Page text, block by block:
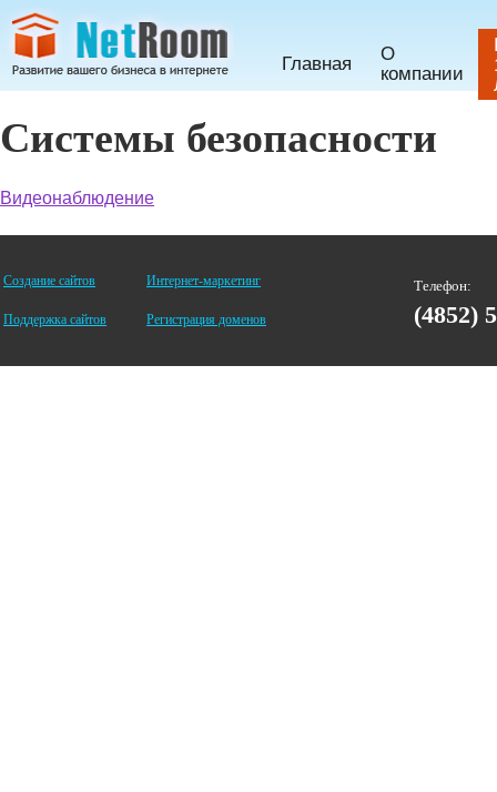
Главная
О
компании
Системы безопасности
Видеонаблюдение
Создание сайтов Интернет-маркетинг
Поддержка сайтов Регистрация доменов
Телефон:
(4852)